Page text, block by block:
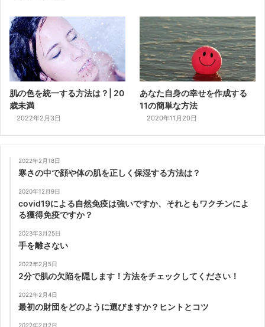
肌の色を統一する方法は？| 20
歳未満
2022年2月3日
あなた自身の幸せを作成する
11の簡単な方法
2020年11月20日
2022年2月18日
寒さの中で顔や体の肌を正しく保湿する方法は？
2020年12月9日
covid19による自然免疫は強いですか、それともワクチンによ
る獲得免疫ですか？
2023年3月25日
手を離さない
2022年2月5日
2分で肌の欠陥を隠します！方法をチェックしてください！
2022年2月4日
最初の財団をどのように選びますか？ヒントとコツ
2022年2月2日